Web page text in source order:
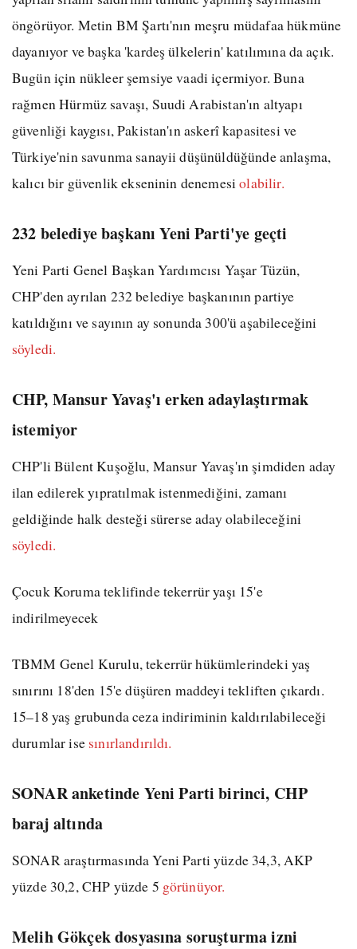
öngörüyor. Metin BM Şartı'nın meşru müdafaa hükmüne
dayanıyor ve başka 'kardeş ülkelerin' katılımına da açık.
Bugün için nükleer şemsiye vaadi içermiyor. Buna
rağmen Hürmüz savaşı, Suudi Arabistan'ın altyapı
güvenliği kaygısı, Pakistan'ın askerî kapasitesi ve
Türkiye'nin savunma sanayii düşünüldüğünde anlaşma,
kalıcı bir güvenlik ekseninin denemesiolabilir.
232 belediye başkanı Yeni Parti'ye geçti
Yeni Parti Genel Başkan Yardımcısı Yaşar Tüzün,
CHP'den ayrılan 232 belediye başkanının partiye
katıldığını ve sayının ay sonunda 300'ü aşabileceğini
söyledi.
CHP, Mansur Yavaş'ı erken adaylaştırmak
istemiyor
CHP'li Bülent Kuşoğlu, Mansur Yavaş'ın şimdiden aday
ilan edilerek yıpratılmak istenmediğini, zamanı
geldiğinde halk desteği sürerse aday olabileceğini
söyledi.
Çocuk Koruma teklifinde tekerrür yaşı 15'e
indirilmeyecek
TBMM Genel Kurulu, tekerrür hükümlerindeki yaş
sınırını 18'den 15'e düşüren maddeyi tekliften çıkardı.
15–18 yaş grubunda ceza indiriminin kaldırılabileceği
durumlar ise sınırlandırıldı.
SONAR anketinde Yeni Parti birinci, CHP
baraj altında
SONAR araştırmasında Yeni Parti yüzde 34,3, AKP
yüzde 30,2, CHP yüzde 5 görünüyor.
Melih Gökçek dosyasına soruşturma izni